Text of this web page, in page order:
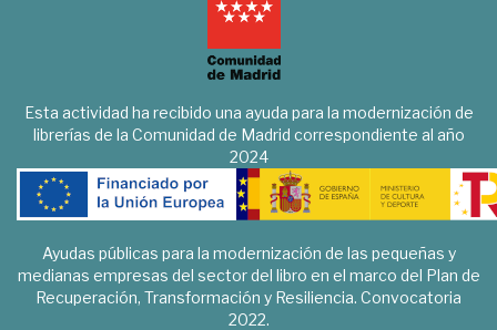
Esta actividad ha recibido una ayuda para la modernización de
librerías de la Comunidad de Madrid correspondiente al año
2024
Ayudas públicas para la modernización de las pequeñas y
medianas empresas del sector del libro en el marco del Plan de
Recuperación, Transformación y Resiliencia. Convocatoria
2022.